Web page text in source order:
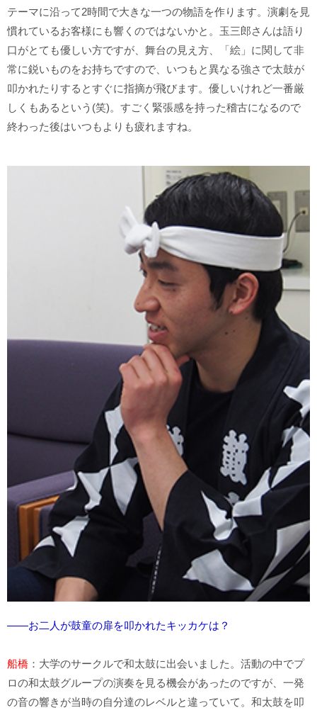
テーマに沿って2時間で大きな一つの物語を作ります。演劇を見
慣れているお客様にも響くのではないかと。玉三郎さんは語り
口がとても優しい方ですが、舞台の見え方、「絵」に関して非
常に鋭いものをお持ちですので、いつもと異なる強さで太鼓が
叩かれたりするとすぐに指摘が飛びます。優しいけれど一番厳
しくもあるという(笑)。すごく緊張感を持った稽古になるので
終わった後はいつもよりも疲れますね。
――お二人が鼓童の扉を叩かれたキッカケは？
船橋 ：大学のサークルで和太鼓に出会いました。活動の中でプ
ロの和太鼓グループの演奏を見る機会があったのですが、一発
の音の響きが当時の自分達のレベルと違っていて。和太鼓を叩